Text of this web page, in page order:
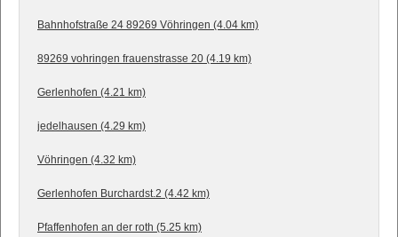
Bahnhofstraße 24 89269 Vöhringen (4.04 km)
89269 vohringen frauenstrasse 20 (4.19 km)
Gerlenhofen (4.21 km)
jedelhausen (4.29 km)
Vöhringen (4.32 km)
Gerlenhofen Burchardst.2 (4.42 km)
Pfaffenhofen an der roth (5.25 km)